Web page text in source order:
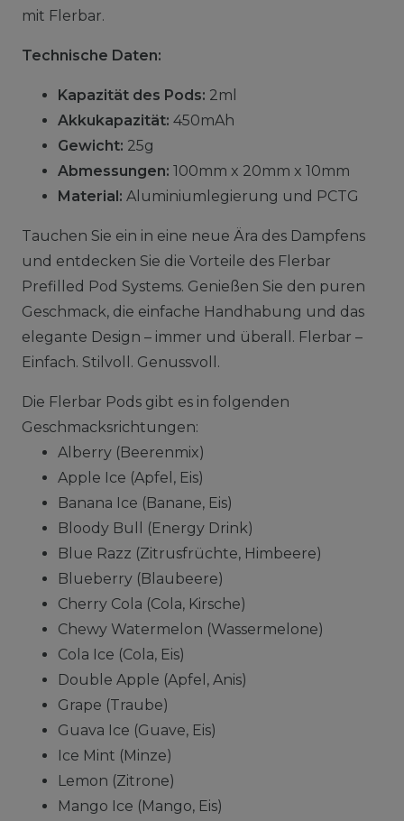
mit Flerbar.
Technische Daten:
Kapazität des Pods: 2ml
Akkukapazität: 450mAh
Gewicht: 25g
Abmessungen: 100mm x 20mm x 10mm
Material: Aluminiumlegierung und PCTG
Tauchen Sie ein in eine neue Ära des Dampfens
und entdecken Sie die Vorteile des Flerbar
Prefilled Pod Systems. Genießen Sie den puren
Geschmack, die einfache Handhabung und das
elegante Design – immer und überall. Flerbar –
Einfach. Stilvoll. Genussvoll.
Die Flerbar Pods gibt es in folgenden
Geschmacksrichtungen:
Alberry (Beerenmix)
Apple Ice (Apfel, Eis)
Banana Ice (Banane, Eis)
Bloody Bull (Energy Drink)
Blue Razz (Zitrusfrüchte, Himbeere)
Blueberry (Blaubeere)
Cherry Cola (Cola, Kirsche)
Chewy Watermelon (Wassermelone)
Cola Ice (Cola, Eis)
Double Apple (Apfel, Anis)
Grape (Traube)
Guava Ice (Guave, Eis)
Ice Mint (Minze)
Lemon (Zitrone)
Mango Ice (Mango, Eis)